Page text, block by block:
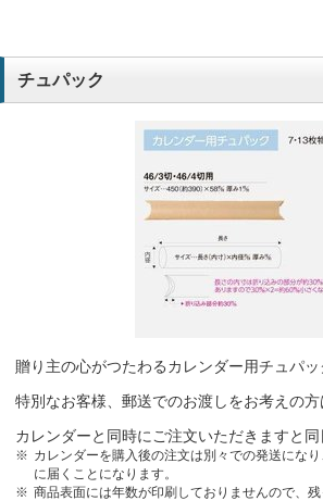
チュパック
贈り主の心がつたわるカレンダー用チュパッ
特別なお客様、郵送でのお渡しをお考えの方
カレンダーと同時にご注文いただきますと同
カレンダーを購入後の注文は別々での発送にな
に届くことになります。
商品表面には年数が印刷しておりませんので、